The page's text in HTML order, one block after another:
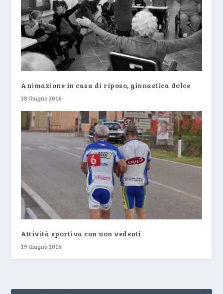
Animazione in casa di riposo, ginnastica dolce
28 Giugno 2016
Attività sportiva con non vedenti
19 Giugno 2016